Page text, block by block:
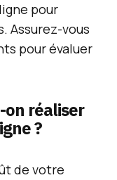
pour
Assurez-vous
pour évaluer
on réaliser
?
de votre